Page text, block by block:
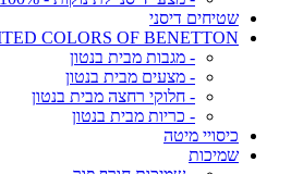
שטיחים דיסני
COLORS OF BENETTON
- מגבות מבית בנטון
- מצעים מבית בנטון
- חלוקי רחצה מבית בנטון
- כריות מבית בנטון
כיסויי מיטה
שמיכות